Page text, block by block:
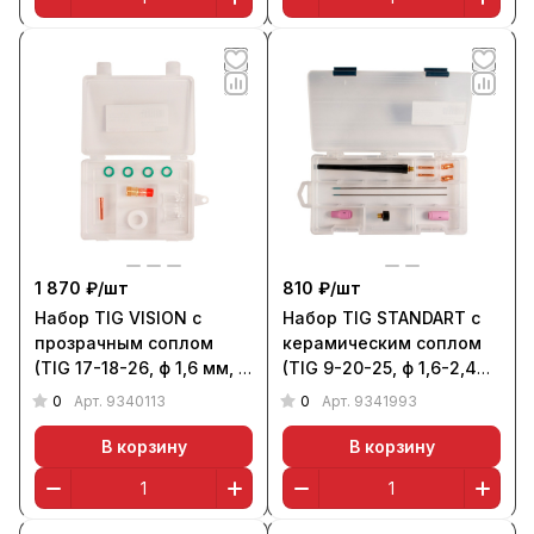
1 870 ₽/шт
Набор TIG VISION с
прозрачным соплом
(TIG 17-18-26, ф 1,6 мм, 9
шт., в кейсе), Aurora
0 Арт. 9340113
В корзину
810 ₽/шт
Набор TIG STANDART с
керамическим соплом
(TIG 9-20-25, ф 1,6-2,4
мм, 10 шт., в кейсе),
0 Арт. 9341993
В корзину